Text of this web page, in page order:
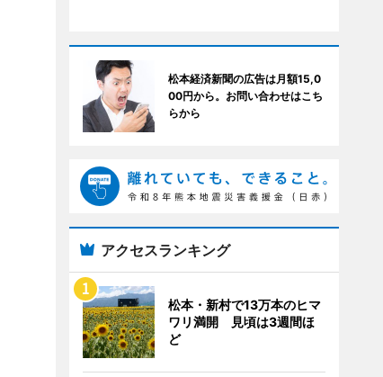
松本経済新聞の広告は月額15,0
00円から。お問い合わせはこち
らから
アクセスランキング
松本・新村で13万本のヒマ
ワリ満開 見頃は3週間ほ
ど